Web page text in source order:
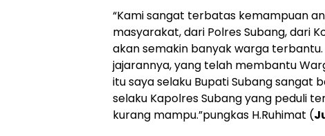
“Kami sangat terbatas kemampuan
masyarakat, dari Polres Subang, dari
akan semakin banyak warga
jajarannya, yang telah membantu
itu saya selaku Bupati Subang sangat
selaku Kapolres Subang yang peduli
kurang mampu.”pungkas H.Ruhimat (